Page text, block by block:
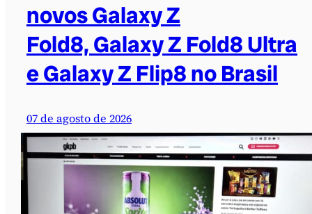
novos Galaxy Z
Fold8, Galaxy Z Fold8 Ultra
e Galaxy Z Flip8 no Brasil
07 de agosto de 2026